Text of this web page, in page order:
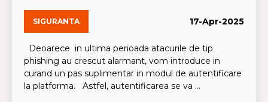
SIGURANTA 17-Apr-2025
Deoarece in ultima perioada atacurile de tip
phishing au crescut alarmant, vom introduce in
curand un pas suplimentar in modul de autentificare
la platforma. Astfel, autentificarea se va ...